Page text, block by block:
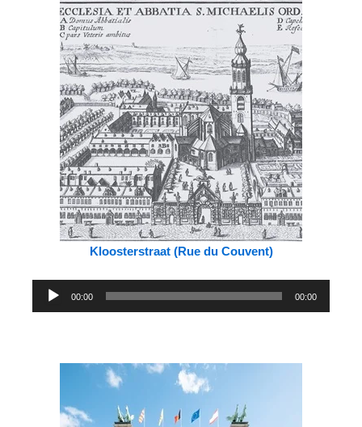
Kloosterstraat (Rue du Couvent)
Lecteur
00:00 00:00